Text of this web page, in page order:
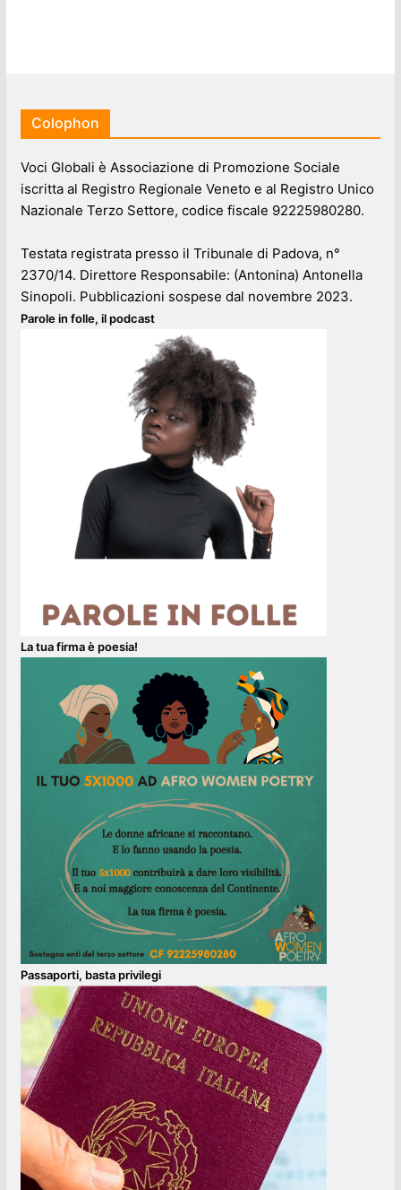
Colophon
Voci Globali è Associazione di Promozione Sociale
iscritta al Registro Regionale Veneto e al Registro Unico
Nazionale Terzo Settore, codice fiscale 92225980280.
Testata registrata presso il Tribunale di Padova, n°
2370/14. Direttore Responsabile: (Antonina) Antonella
Sinopoli. Pubblicazioni sospese dal novembre 2023.
Parole in folle, il podcast
La tua firma è poesia!
Passaporti, basta privilegi